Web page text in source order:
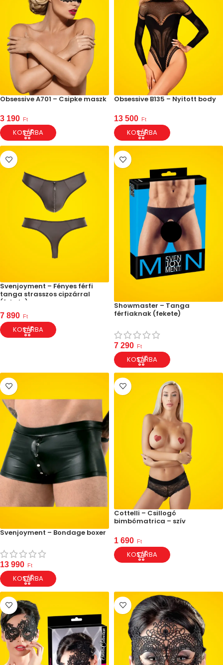
Obsessive A701 – Csipke maszk
3 190 Ft
KOSÁRBA
Obsessive B135 – Nyitott body
13 500 Ft
KOSÁRBA
Svenjoyment – Fényes férfi
tanga strasszos cipzárral
(fekete)
7 890 Ft
KOSÁRBA
Showmaster – Tanga
férfiaknak (fekete)
7 290 Ft
KOSÁRBA
Svenjoyment – Bondage boxer
13 990 Ft
KOSÁRBA
Cottelli – Csillogó
bimbómatrica – szív
1 690 Ft
KOSÁRBA